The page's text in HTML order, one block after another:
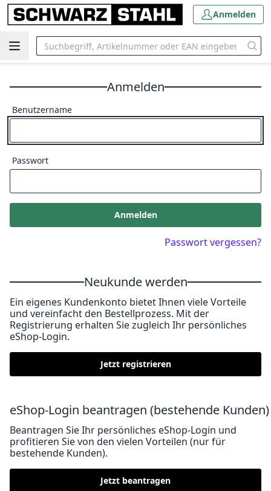
Anmelden
Anmelden
Benutzername
Passwort
Anmelden
Passwort vergessen?
Neukunde werden
Ein eigenes Kundenkonto bietet Ihnen viele Vorteile
und vereinfacht den Bestellprozess. Mit der
Registrierung erhalten Sie zugleich Ihr persönliches
eShop-Login.
Jetzt registrieren
eShop-Login beantragen (bestehende Kunden)
Beantragen Sie Ihr persönliches eShop-Login und
profitieren Sie von den vielen Vorteilen (nur für
bestehende Kunden).
Jetzt beantragen